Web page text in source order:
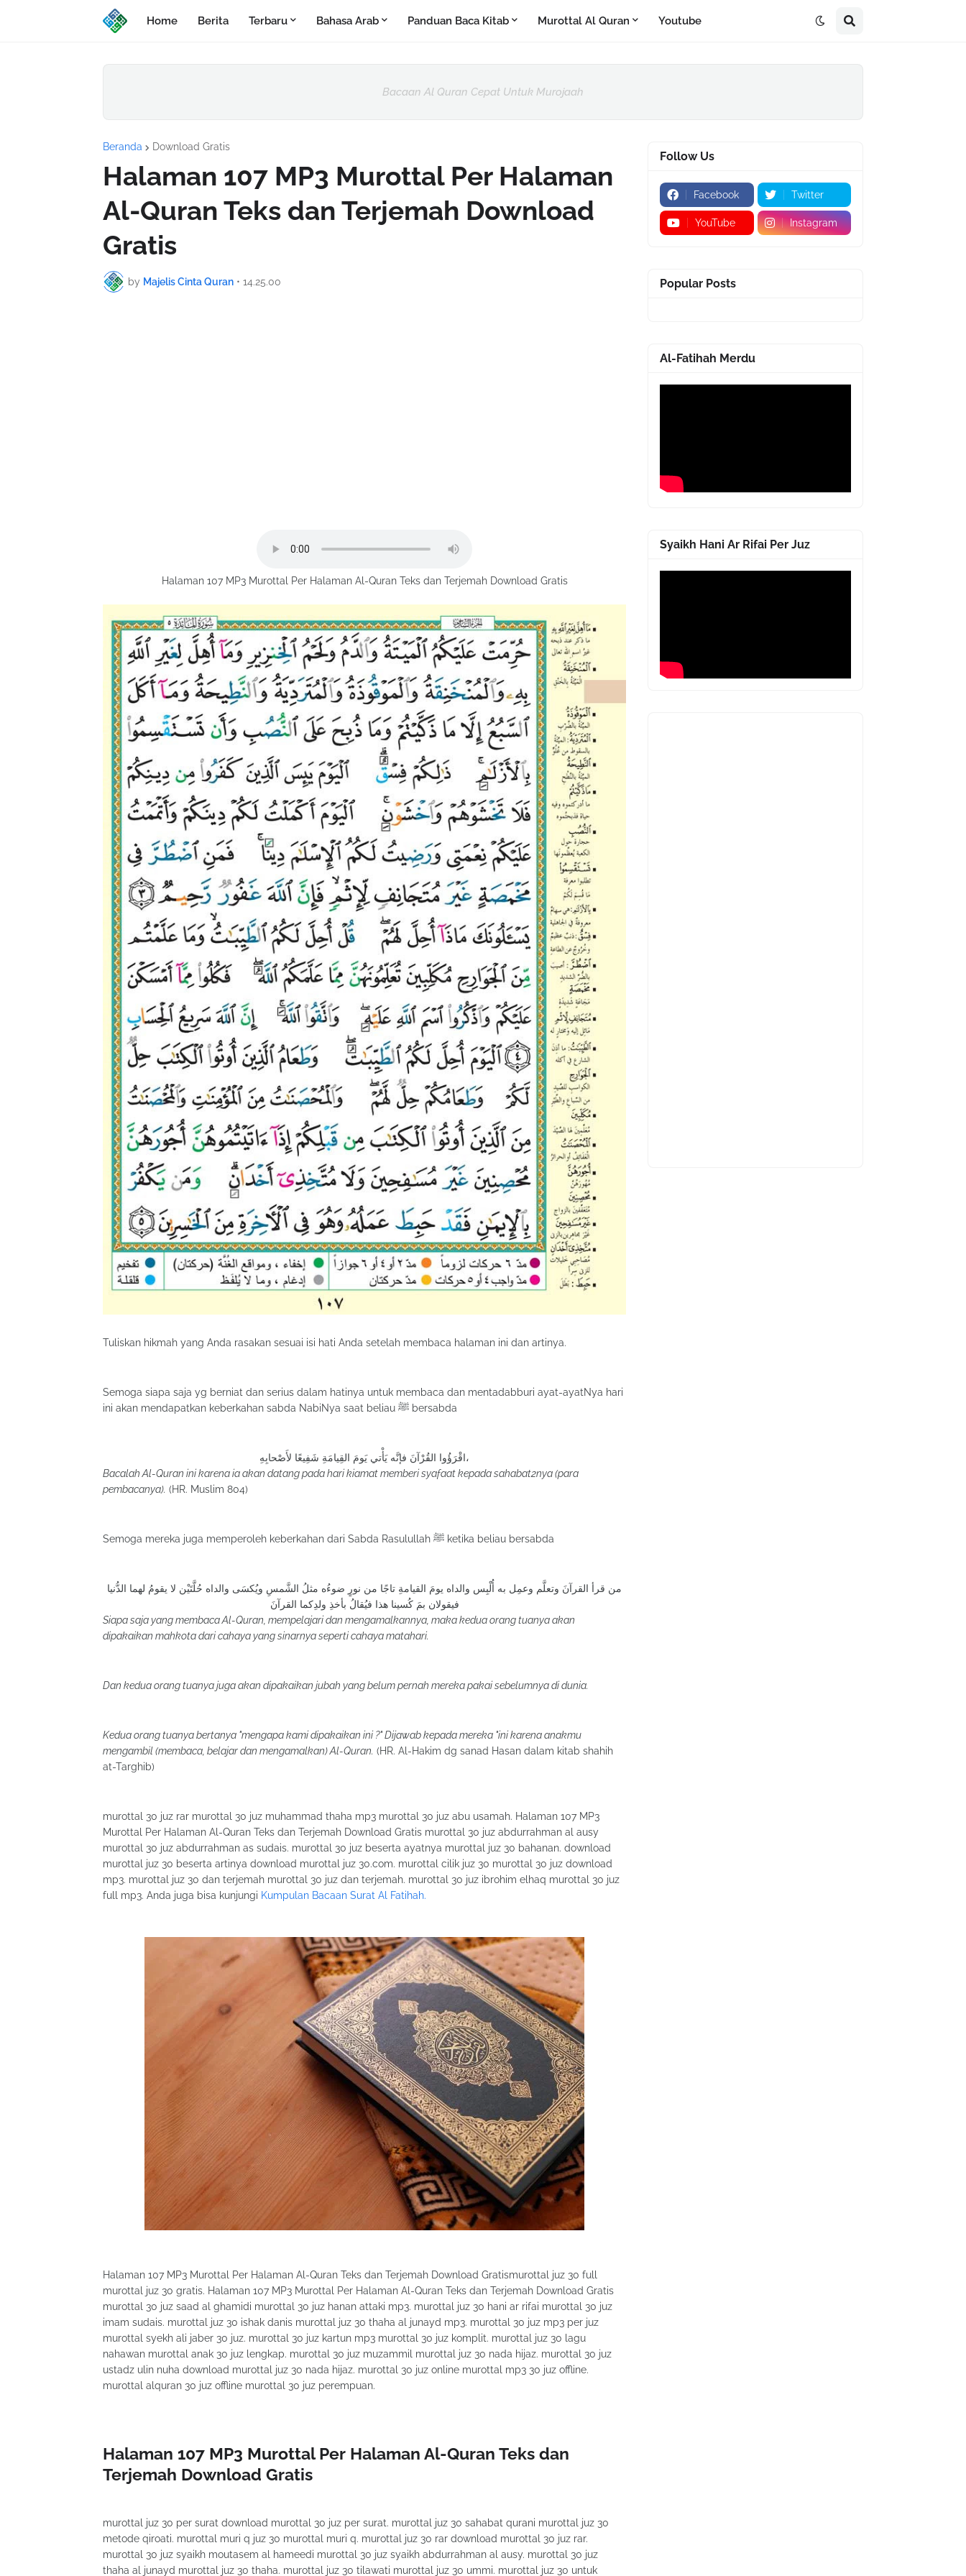
Home Berita Terbaru Bahasa Arab Panduan Baca Kitab Murottal Al Quran Youtube
Bacaan Al Quran Cepat Untuk Murojaah
Beranda Download Gratis
Halaman 107 MP3 Murottal Per Halaman
Al-Quran Teks dan Terjemah Download
Gratis
by Majelis Cinta Quran • 14.25.00
Halaman 107 MP3 Murottal Per Halaman Al-Quran Teks dan Terjemah Download Gratis
Tuliskan hikmah yang Anda rasakan sesuai isi hati Anda setelah membaca halaman ini dan artinya.
Semoga siapa saja yg berniat dan serius dalam hatinya untuk membaca dan mentadabburi ayat-ayatNya hari
ini akan mendapatkan keberkahan sabda NabiNya saat beliau ﷺ bersabda
اقْرَؤُوا القُرْآنَ فإنَّه يَأْتي يَومَ القِيامَةِ شَفِيعًا لأَصْحابِهِ،
Bacalah Al-Quran ini karena ia akan datang pada hari kiamat memberi syafaat kepada sahabat2nya (para
pembacanya). (HR. Muslim 804)
Semoga mereka juga memperoleh keberkahan dari Sabda Rasulullah ﷺ ketika beliau bersabda
من قرأ القرآنَ وتعلَّم وعمِل به أُلْبِس والداه يومَ القيامةِ تاجًا من نورٍ ضوءُه مثلُ الشَّمسِ ويُكسَى والداه حُلَّتَيْن لا يقومُ لهما الدُّنيا
فيقولان بمَ كُسينا هذا فيُقالُ بأخذِ ولدِكما القرآنَ
Siapa saja yang membaca Al-Quran, mempelajari dan mengamalkannya, maka kedua orang tuanya akan
dipakaikan mahkota dari cahaya yang sinarnya seperti cahaya matahari.
Dan kedua orang tuanya juga akan dipakaikan jubah yang belum pernah mereka pakai sebelumnya di dunia.
Kedua orang tuanya bertanya "mengapa kami dipakaikan ini ?" Dijawab kepada mereka "ini karena anakmu
mengambil (membaca, belajar dan mengamalkan) Al-Quran. (HR. Al-Hakim dg sanad Hasan dalam kitab shahih
at-Targhib)
murottal 30 juz rar murottal 30 juz muhammad thaha mp3 murottal 30 juz abu usamah. Halaman 107 MP3
Murottal Per Halaman Al-Quran Teks dan Terjemah Download Gratis murottal 30 juz abdurrahman al ausy
murottal 30 juz abdurrahman as sudais. murottal 30 juz beserta ayatnya murottal juz 30 bahanan. download
murottal juz 30 beserta artinya download murottal juz 30.com. murottal cilik juz 30 murottal 30 juz download
mp3. murottal juz 30 dan terjemah murottal 30 juz dan terjemah. murottal 30 juz ibrohim elhaq murottal 30 juz
full mp3. Anda juga bisa kunjungi Kumpulan Bacaan Surat Al Fatihah.
Halaman 107 MP3 Murottal Per Halaman Al-Quran Teks dan Terjemah Download Gratismurottal juz 30 full
murottal juz 30 gratis. Halaman 107 MP3 Murottal Per Halaman Al-Quran Teks dan Terjemah Download Gratis
murottal 30 juz saad al ghamidi murottal 30 juz hanan attaki mp3. murottal juz 30 hani ar rifai murottal 30 juz
imam sudais. murottal juz 30 ishak danis murottal juz 30 thaha al junayd mp3. murottal 30 juz mp3 per juz
murottal syekh ali jaber 30 juz. murottal 30 juz kartun mp3 murottal 30 juz komplit. murottal juz 30 lagu
nahawan murottal anak 30 juz lengkap. murottal 30 juz muzammil murottal juz 30 nada hijaz. murottal 30 juz
ustadz ulin nuha download murottal juz 30 nada hijaz. murottal 30 juz online murottal mp3 30 juz offline.
murottal alquran 30 juz offline murottal 30 juz perempuan.
Halaman 107 MP3 Murottal Per Halaman Al-Quran Teks dan
Terjemah Download Gratis
murottal juz 30 per surat download murottal 30 juz per surat. murottal juz 30 sahabat qurani murottal juz 30
metode qiroati. murottal muri q juz 30 murottal muri q. murottal juz 30 rar download murottal 30 juz rar.
murottal 30 juz syaikh moutasem al hameedi murottal 30 juz syaikh abdurrahman al ausy. murottal 30 juz
thaha al junayd murottal juz 30 thaha. murottal juz 30 tilawati murottal juz 30 ummi. murottal juz 30 untuk
Follow Us
Facebook Twitter
YouTube Instagram
Popular Posts
Al-Fatihah Merdu
Syaikh Hani Ar Rifai Per Juz